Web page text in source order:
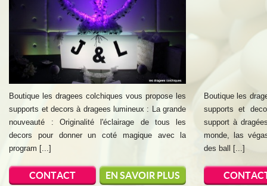
Boutique les dragees colchiques vous propose les
supports et decors à dragees lumineux : La grande
nouveauté : Originalité l'éclairage de tous les
decors pour donner un coté magique avec la
program [...]
CONTACT EN SAVOIR PLUS
Boutique les
supports et
support à
monde, las
des ball [...]